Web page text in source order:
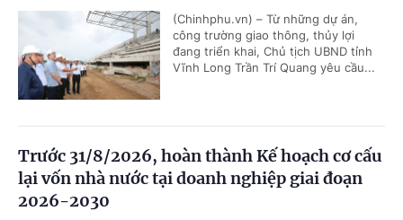
(Chinhphu.vn) – Từ những dự án,
công trường giao thông, thủy lợi
đang triển khai, Chủ tịch UBND tỉnh
Vĩnh Long Trần Trí Quang yêu cầu...
Trước 31/8/2026, hoàn thành Kế hoạch cơ cấu
lại vốn nhà nước tại doanh nghiệp giai đoạn
2026-2030